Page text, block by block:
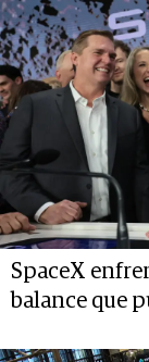
SpaceX
balance que